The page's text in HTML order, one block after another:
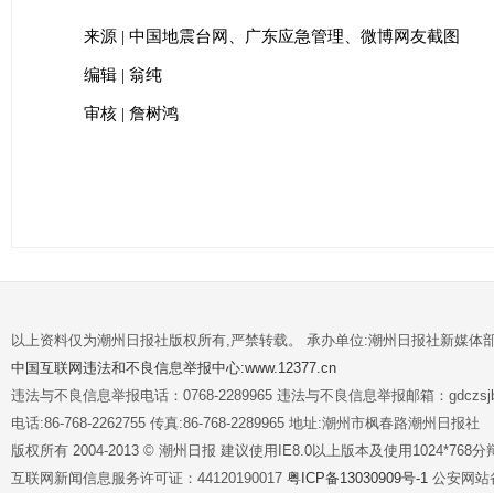
来源 | 中国地震台网、广东应急管理、微博网友截图
编辑 | 翁纯
审核 | 詹树鸿
以上资料仅为潮州日报社版权所有,严禁转载。 承办单位:潮州日报社新媒体
中国互联网违法和不良信息举报中心:www.12377.cn
违法与不良信息举报电话：0768-2289965 违法与不良信息举报邮箱：
电话:86-768-2262755 传真:86-768-2289965 地址:潮州市枫春路潮州日报社
版权所有 2004-2013 © 潮州日报 建议使用IE8.0以上版本及使用1024*768分
互联网新闻信息服务许可证：44120190017 粤ICP备13030909号-1 公安网站